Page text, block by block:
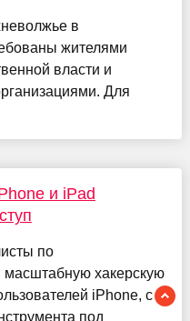
в
жителями
власти и
Для
и iPad
по
масштабную хакерскую
iPhone, с
под